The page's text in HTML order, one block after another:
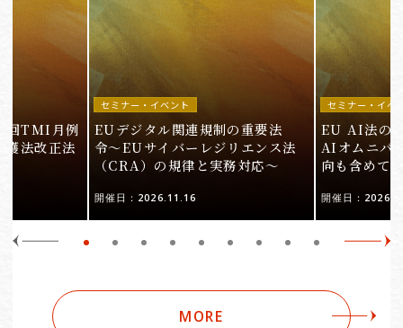
回TMI月例
護法改正法
セミナー・イベント
EUデジタル関連規制の重要法
令〜EUサイバーレジリエンス法
（CRA）の規律と実務対応〜
開催日：2026.11.16
セミナー・イベ
EU AI法の
AIオムニバ
向も含めて
開催日：
MORE